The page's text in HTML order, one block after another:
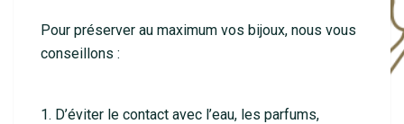
Pour préserver au maximum vos bijoux, nous vous
conseillons :
1. D’éviter le contact avec l’eau, les parfums,